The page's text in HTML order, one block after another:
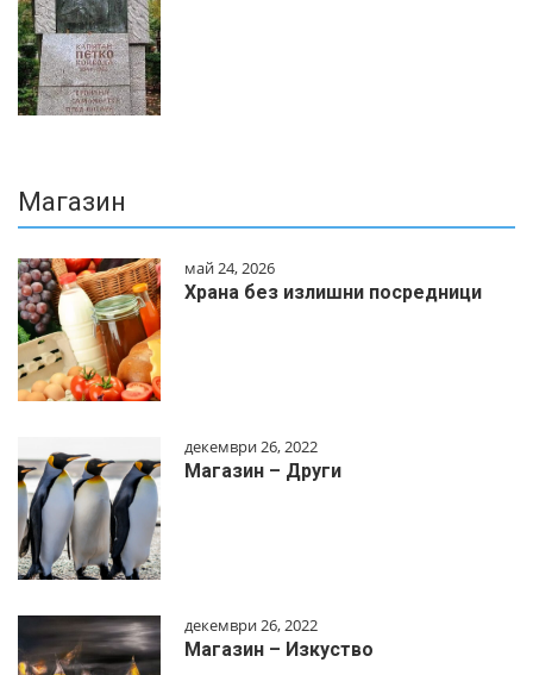
Магазин
май 24, 2026
Храна без излишни посредници
декември 26, 2022
Магазин – Други
декември 26, 2022
Магазин – Изкуство